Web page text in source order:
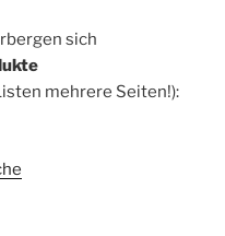
sich
mehrere Seiten!):